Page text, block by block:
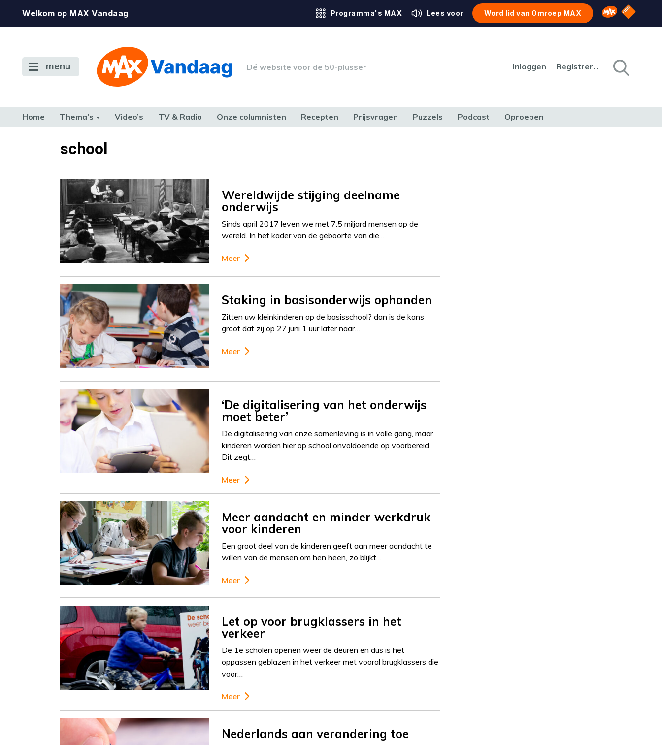
Welkom op MAX Vandaag Programma's MAX Lees voor Word lid van Omroep MAX Omroep MAX
NPO
menu Dé website voor de 50-plusser Inloggen Registreren
Home Thema’s Video’s TV & Radio Onze columnisten Recepten Prijsvragen Puzzels Podcast Oproepen
TERUG NAAR TOENschool
Wereldwijde stijging deelname
onderwijs
Sinds april 2017 leven we met 7.5 miljard mensen op de
wereld. In het kader van de geboorte van die…
Meer
Staking in basisonderwijs ophanden
Zitten uw kleinkinderen op de basisschool? dan is de kans
groot dat zij op 27 juni 1 uur later naar…
Meer
‘De digitalisering van het onderwijs
moet beter’
De digitalisering van onze samenleving is in volle gang, maar
kinderen worden hier op school onvoldoende op voorbereid.
Dit zegt…
Meer
Meer aandacht en minder werkdruk
voor kinderen
Een groot deel van de kinderen geeft aan meer aandacht te
willen van de mensen om hen heen, zo blijkt…
Meer
Let op voor brugklassers in het
verkeer
De 1e scholen openen weer de deuren en dus is het
oppassen geblazen in het verkeer met vooral brugklassers die
voor…
Meer
Nederlands aan verandering toe